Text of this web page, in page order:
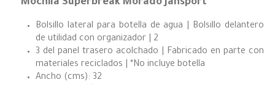
Mochila Superbreak Morado Jansport
Bolsillo lateral para botella de agua | Bolsillo delantero
de utilidad con organizador | 2
3 del panel trasero acolchado | Fabricado en parte con
materiales reciclados | *No incluye botella
Ancho (cms): 32